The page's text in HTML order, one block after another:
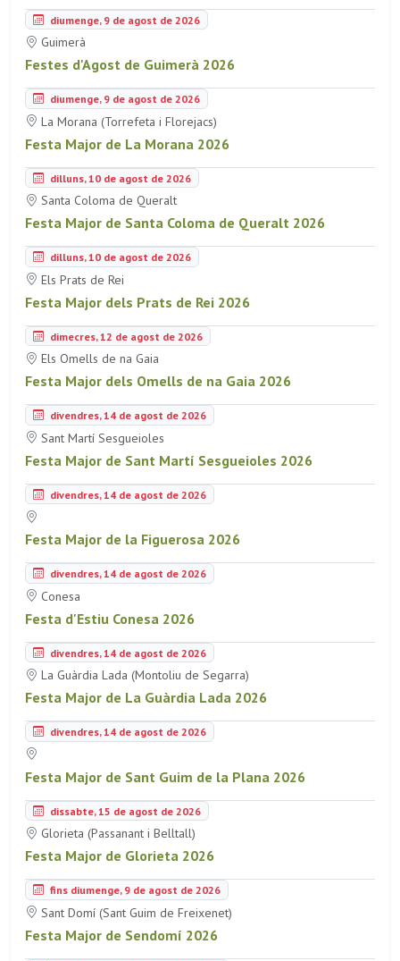
diumenge, 9 de agost de 2026
Guimerà
Festes d'Agost de Guimerà 2026
diumenge, 9 de agost de 2026
La Morana (Torrefeta i Florejacs)
Festa Major de La Morana 2026
dilluns, 10 de agost de 2026
Santa Coloma de Queralt
Festa Major de Santa Coloma de Queralt 2026
dilluns, 10 de agost de 2026
Els Prats de Rei
Festa Major dels Prats de Rei 2026
dimecres, 12 de agost de 2026
Els Omells de na Gaia
Festa Major dels Omells de na Gaia 2026
divendres, 14 de agost de 2026
Sant Martí Sesgueioles
Festa Major de Sant Martí Sesgueioles 2026
divendres, 14 de agost de 2026
Festa Major de la Figuerosa 2026
divendres, 14 de agost de 2026
Conesa
Festa d'Estiu Conesa 2026
divendres, 14 de agost de 2026
La Guàrdia Lada (Montoliu de Segarra)
Festa Major de La Guàrdia Lada 2026
divendres, 14 de agost de 2026
Festa Major de Sant Guim de la Plana 2026
dissabte, 15 de agost de 2026
Glorieta (Passanant i Belltall)
Festa Major de Glorieta 2026
fins diumenge, 9 de agost de 2026
Sant Domí (Sant Guim de Freixenet)
Festa Major de Sendomí 2026